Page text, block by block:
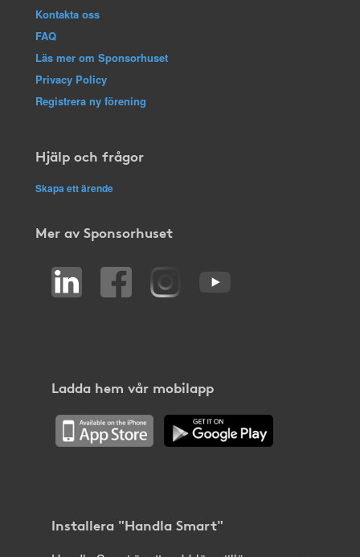
Kontakta oss
FAQ
Läs mer om Sponsorhuset
Privacy Policy
Registrera ny förening
Hjälp och frågor
Skapa ett ärende
Mer av Sponsorhuset
Ladda hem vår mobilapp
Installera "Handla Smart"